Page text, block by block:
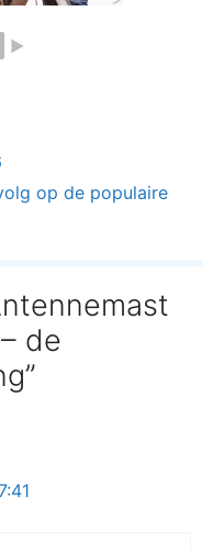
►
op de populaire
de